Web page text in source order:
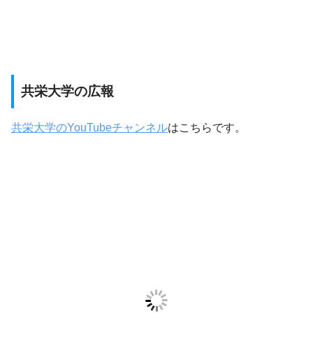
共栄大学の広報
共栄大学のYouTubeチャンネルはこちらです。